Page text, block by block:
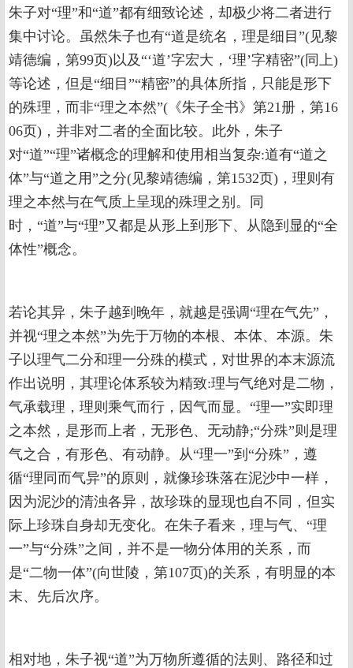
朱子对“理”和“道”都有细致论述，却极少将二者进行
集中讨论。虽然朱子也有“道是统名，理是细目”(见黎
靖德编，第99页)以及“‘道’字宏大，‘理’字精密”(同上)
等论述，但是“细目”“精密”的具体所指，只能是形下
的殊理，而非“理之本然”(《朱子全书》第21册，第16
06页)，并非对二者的全面比较。此外，朱子
对“道”“理”诸概念的理解和使用相当复杂:道有“道之
体”与“道之用”之分(见黎靖德编，第1532页)，理则有
理之本然与在气质上呈现的殊理之别。同
时，“道”与“理”又都是从形上到形下、从隐到显的“全
体性”概念。
若论其异，朱子越到晚年，就越是强调“理在气先”，
并视“理之本然”为先于万物的本根、本体、本源。朱
子以理气二分和理一分殊的模式，对世界的本末源流
作出说明，其理论体系较为精致:理与气绝对是二物，
气承载理，理则乘气而行，因气而显。“理一”实即理
之本然，是形而上者，无形色、无动静;“分殊”则是理
气之合，有形色、有动静。从“理一”到“分殊”，遵
循“理同而气异”的原则，就像珍珠落在泥沙中一样，
因为泥沙的清浊各异，故珍珠的显现也自不同，但实
际上珍珠自身却无变化。在朱子看来，理与气、“理
一”与“分殊”之间，并不是一物分体用的关系，而
是“二物一体”(向世陵，第107页)的关系，有明显的本
末、先后次序。
相对地，朱子视“道”为万物所遵循的法则、路径和过